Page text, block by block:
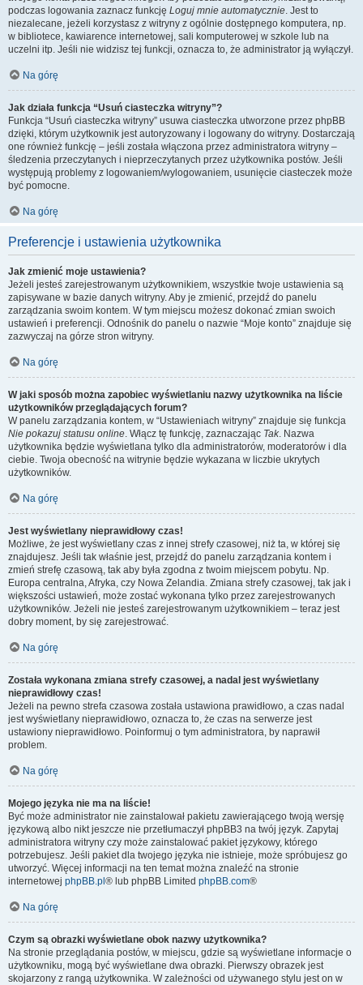
podczas logowania zaznacz funkcję Loguj mnie automatycznie. Jest to
niezalecane, jeżeli korzystasz z witryny z ogólnie dostępnego komputera, np.
w bibliotece, kawiarence internetowej, sali komputerowej w szkole lub na
uczelni itp. Jeśli nie widzisz tej funkcji, oznacza to, że administrator ją wyłączył.
Na górę
Jak działa funkcja “Usuń ciasteczka witryny”?
Funkcja “Usuń ciasteczka witryny” usuwa ciasteczka utworzone przez phpBB
dzięki, którym użytkownik jest autoryzowany i logowany do witryny. Dostarczają
one również funkcję – jeśli została włączona przez administratora witryny –
śledzenia przeczytanych i nieprzeczytanych przez użytkownika postów. Jeśli
występują problemy z logowaniem/wylogowaniem, usunięcie ciasteczek może
być pomocne.
Na górę
Preferencje i ustawienia użytkownika
Jak zmienić moje ustawienia?
Jeżeli jesteś zarejestrowanym użytkownikiem, wszystkie twoje ustawienia są
zapisywane w bazie danych witryny. Aby je zmienić, przejdź do panelu
zarządzania swoim kontem. W tym miejscu możesz dokonać zmian swoich
ustawień i preferencji. Odnośnik do panelu o nazwie “Moje konto” znajduje się
zazwyczaj na górze stron witryny.
Na górę
W jaki sposób można zapobiec wyświetlaniu nazwy użytkownika na liście
użytkowników przeglądających forum?
W panelu zarządzania kontem, w “Ustawieniach witryny” znajduje się funkcja
Nie pokazuj statusu online. Włącz tę funkcję, zaznaczając Tak. Nazwa
użytkownika będzie wyświetlana tylko dla administratorów, moderatorów i dla
ciebie. Twoja obecność na witrynie będzie wykazana w liczbie ukrytych
użytkowników.
Na górę
Jest wyświetlany nieprawidłowy czas!
Możliwe, że jest wyświetlany czas z innej strefy czasowej, niż ta, w której się
znajdujesz. Jeśli tak właśnie jest, przejdź do panelu zarządzania kontem i
zmień strefę czasową, tak aby była zgodna z twoim miejscem pobytu. Np.
Europa centralna, Afryka, czy Nowa Zelandia. Zmiana strefy czasowej, tak jak i
większości ustawień, może zostać wykonana tylko przez zarejestrowanych
użytkowników. Jeżeli nie jesteś zarejestrowanym użytkownikiem – teraz jest
dobry moment, by się zarejestrować.
Na górę
Została wykonana zmiana strefy czasowej, a nadal jest wyświetlany
nieprawidłowy czas!
Jeżeli na pewno strefa czasowa została ustawiona prawidłowo, a czas nadal
jest wyświetlany nieprawidłowo, oznacza to, że czas na serwerze jest
ustawiony nieprawidłowo. Poinformuj o tym administratora, by naprawił
problem.
Na górę
Mojego języka nie ma na liście!
Być może administrator nie zainstalował pakietu zawierającego twoją wersję
językową albo nikt jeszcze nie przetłumaczył phpBB3 na twój język. Zapytaj
administratora witryny czy może zainstalować pakiet językowy, którego
potrzebujesz. Jeśli pakiet dla twojego języka nie istnieje, może spróbujesz go
utworzyć. Więcej informacji na ten temat można znaleźć na stronie
internetowej phpBB.pl ® lub phpBB Limited phpBB.com®
Na górę
Czym są obrazki wyświetlane obok nazwy użytkownika?
Na stronie przeglądania postów, w miejscu, gdzie są wyświetlane informacje o
użytkowniku, mogą być wyświetlane dwa obrazki. Pierwszy obrazek jest
skojarzony z rangą użytkownika. W zależności od używanego stylu jest on w